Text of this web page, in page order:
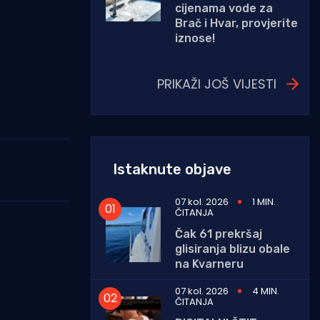
cijenama vode za
Brač i Hvar, provjerite
iznose!
PRIKAŽI JOŠ VIJESTI
Istaknute objave
07 kol. 2026 1 MIN.
ČITANJA
Čak 61 prekršaj
glisiranja blizu obale
na Kvarneru
07 kol. 2026
4 MIN.
ČITANJA